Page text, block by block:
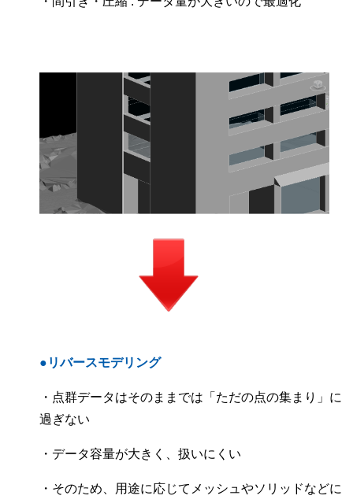
●リバースモデリング
・点群データはそのままでは「ただの点の集まり」に
過ぎない
・データ容量が大きく、扱いにくい
・そのため、用途に応じてメッシュやソリッドなどに